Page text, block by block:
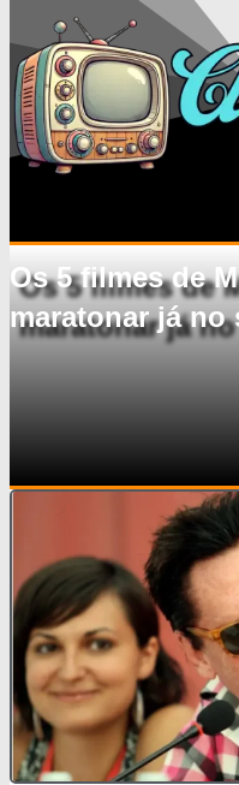
Os 5 filmes de
maratonar já no